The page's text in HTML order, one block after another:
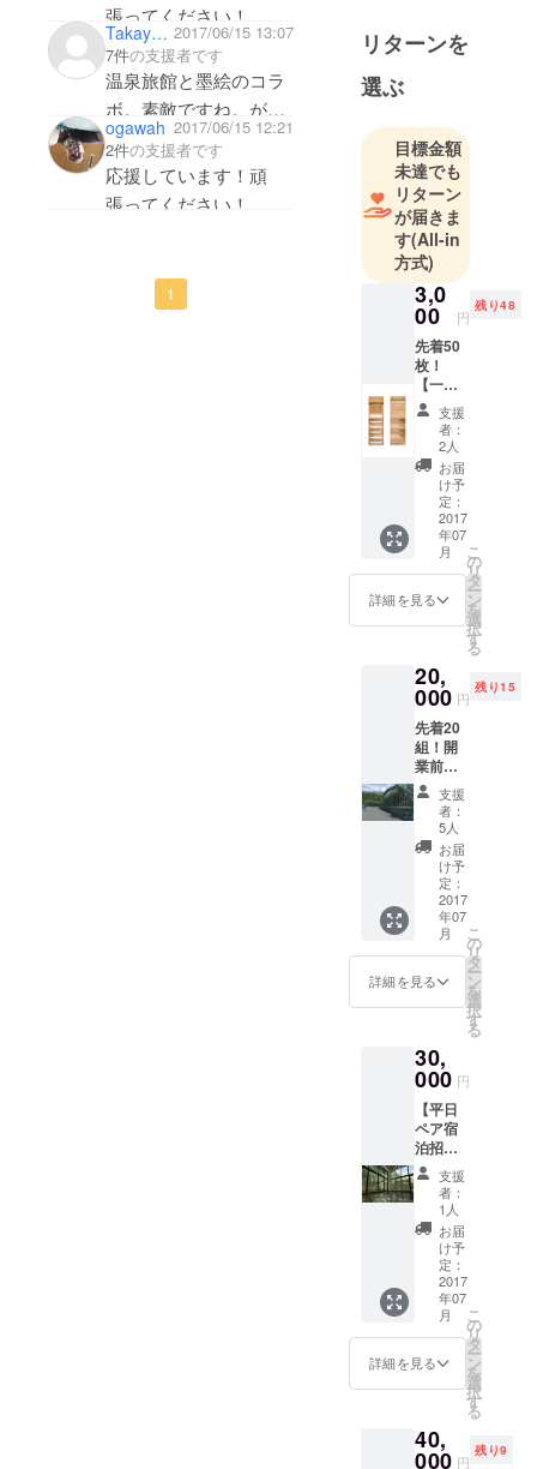
張ってください！
Takaya Ogawa 2017/06/15 13:07
7件の支援者です
温泉旅館と墨絵のコラ
ボ。素敵ですね。がん
ばってください！！
ogawah 2017/06/15 12:21
2件の支援者です
応援しています！頑
張ってください！
1
に」「便利
に」をモッ
トーに、一
のお客様
に、一回で
も多く“いい
湯、いい
味、いい
旅”を提供で
きるよう挑
戦を続けて
います。
リターンを
選ぶ
目標金額
未達でも
リターン
が届きま
す(All-in
方式)
3,0
00 円
残り48
先着50
枚！
【一の
湯グ
ループ
温泉入
浴回数
券5枚綴
り】 箱
根一の
湯グ
ループ
系列旅
館で利
用可能
な回数
す。 利
用可能
宿：本
館､新
館、芦
ノ湖､品
の木､ス
スキの
原 本券
一枚に
つき１
名利用
可 ◆有
効期
限：
2017年
8月～1
数券を7
月末日
までに
発送い
たしま
す [ ご
参考 ]
http://w
ww.ichi
noyu.co
.jp/yum
eguri/
支援
者：
2人
お届
け予
定：
2017
年07
月
詳細を見る
こ
の
リ
タ
ー
ン
を
選
択
す
る
20,
000 円
残り15
先着20
組！開
業前の
旅館に
宿泊し
た経験
は稀少
です。
まさに
プライ
スレ
ス！！
【グラ
ンド
オープ
ン前の7
（木）
のペア
宿泊招
待券（1
泊2食
付）】
グラン
ドオー
プンに
先駆け
て特別
に宿泊
できる
宿泊招
待券で
す。 大
人2名様
付。夕
食時
支援
者：
5人
お届
け予
定：
2017
年07
月
詳細を見る
こ
の
リ
タ
ー
ン
を
選
択
す
る
30,
000 円
【平日
ペア宿
泊招待
券（1泊
2食
付）】
（通常
32,700
円） 平
日に宿
泊でき
る宿泊
招待券
です。
大人2名
様1泊2
（夕・
朝食）
支援
者：
1人
お届
け予
定：
2017
年07
月
詳細を見る
こ
の
リ
タ
ー
ン
を
選
択
す
る
40,
000 円
残り9